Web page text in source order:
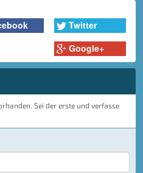
Twitter
Google+
Sei der erste und verfasse